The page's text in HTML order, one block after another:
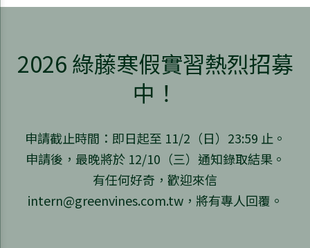
2026 綠藤寒假實習熱烈招募
中！
申請截止時間：即日起至 11/2（日）23:59 止。
申請後，最晚將於 12/10（三）通知錄取結果。
有任何好奇，歡迎來信
intern@greenvines.com.tw，將有專人回覆。